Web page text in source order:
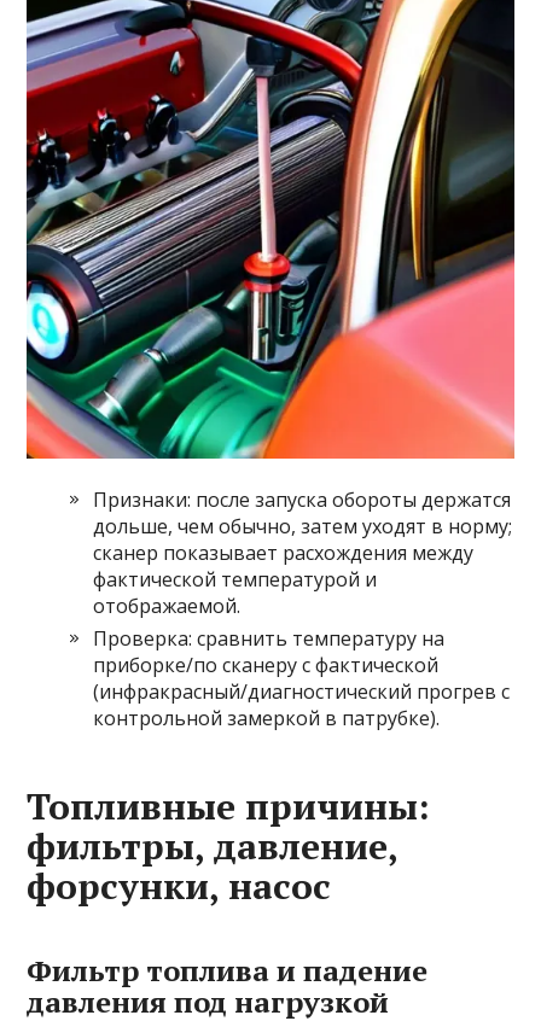
Признаки: после запуска обороты держатся
дольше, чем обычно, затем уходят в норму;
сканер показывает расхождения между
фактической температурой и
отображаемой.
Проверка: сравнить температуру на
приборке/по сканеру с фактической
(инфракрасный/диагностический прогрев с
контрольной замеркой в патрубке).
Топливные причины:
фильтры, давление,
форсунки, насос
Фильтр топлива и падение
давления под нагрузкой